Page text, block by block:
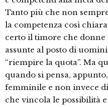
Tanto più che non
la competenza così
certo il timore che
assunte al posto di
“riempire la quota”. Ma
quando si pensa,
femminile e non invece
che vincola le possibilità